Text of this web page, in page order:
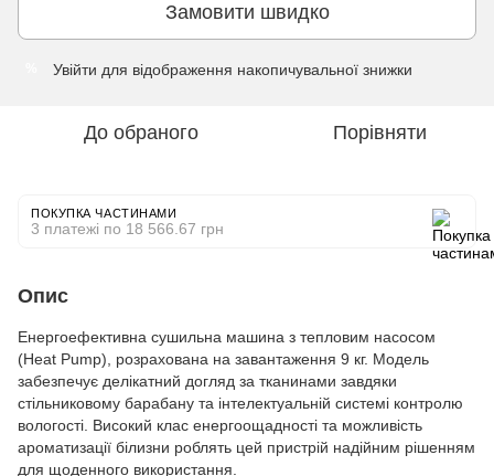
Замовити швидко
Увійти для відображення накопичувальної знижки
До обраного Порівняти
ПОКУПКА ЧАСТИНАМИ
3 платежі по 18 566.67 грн
Опис
Енергоефективна сушильна машина з тепловим насосом
(Heat Pump), розрахована на завантаження 9 кг. Модель
забезпечує делікатний догляд за тканинами завдяки
стільниковому барабану та інтелектуальній системі контролю
вологості. Високий клас енергоощадності та можливість
ароматизації білизни роблять цей пристрій надійним рішенням
для щоденного використання.